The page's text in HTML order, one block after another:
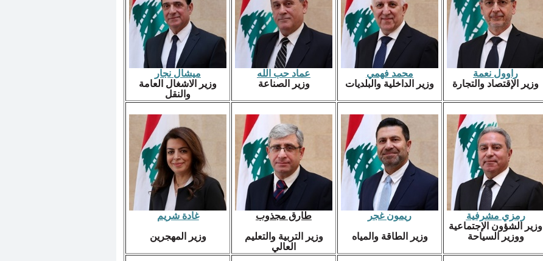
راوول نعمة
وزير الإقتصاد والتجارة
محمد فهمي
وزير الداخلية والبلديات
عماد حب الله
وزير الصناعة
ميشال نجار
وزير الاشغال العامة
والنقل
رمزي مشرفية
وزير الشؤون الإجتماعية
ووزير السياحة
ريمون غجر
وزير الطاقة والمياه
طارق مجذوب
وزير التربية والتعليم
العالي
غادة شريم
وزير المهجرين